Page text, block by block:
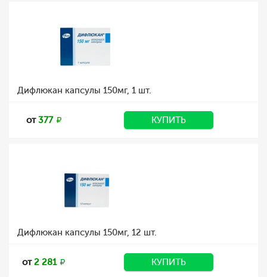
Дифлюкан капсулы 150мг, 1 шт.
от377 КУПИТЬ
Дифлюкан капсулы 150мг, 12 шт.
от2 281 КУПИТЬ